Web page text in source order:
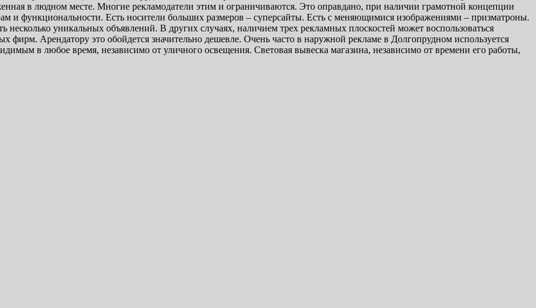
в людном месте. Многие рекламодатели этим и ограничиваются. Это оправдано, при наличии грамотной концепции
и функциональности. Есть носители больших размеров – суперсайты. Есть с меняющимися изображениями – призматроны.
уникальных объявлений. В других случаях, наличием трех рекламных плоскостей может воспользоваться
фирм. Арендатору это обойдется значительно дешевле. Очень часто в наружной рекламе в Долгопрудном используется
в любое время, независимо от уличного освещения. Световая вывеска магазина, независимо от времени его работы,